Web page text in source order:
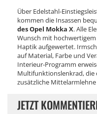
Über Edelstahl-
kommen die Insassen
des Opel Mokka X. Alle
Wunsch mit
Haptik aufgewertet.
auf Material, Farbe und
Interieur-Programm
Multifunktionslenkrad, die
zusätzliche
JETZT